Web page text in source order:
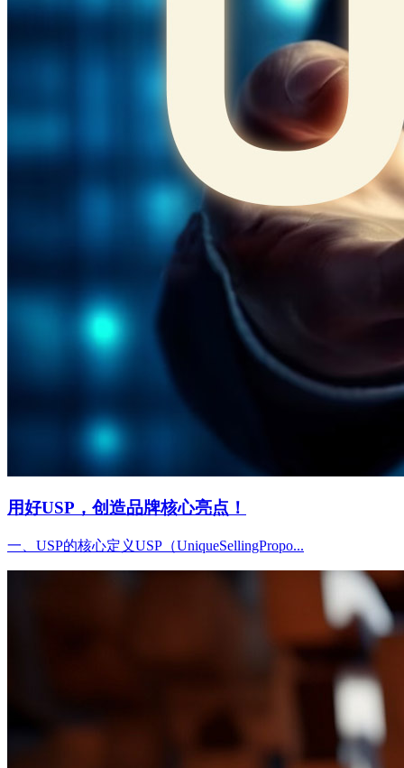
用好USP，创造品牌核心亮点！
一、USP的核心定义USP（UniqueSellingPropo...